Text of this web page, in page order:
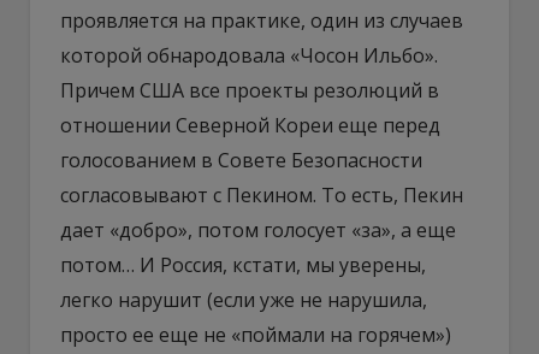
проявляется на практике, один из случаев
которой обнародовала «Чосон Ильбо».
Причем США все проекты резолюций в
отношении Северной Кореи еще перед
голосованием в Совете Безопасности
согласовывают с Пекином. То есть, Пекин
дает «добро», потом голосует «за», а еще
потом… И Россия, кстати, мы уверены,
легко нарушит (если уже не нарушила,
просто ее еще не «поймали на горячем»)